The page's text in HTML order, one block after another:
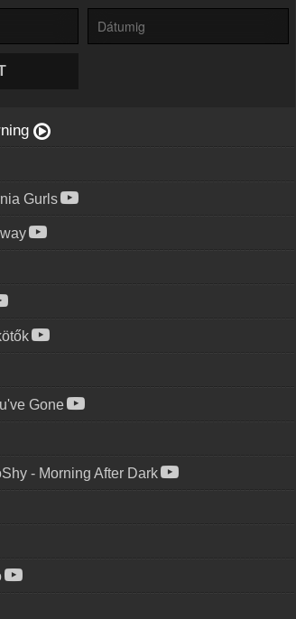
Gurls
Gone
- Morning After Dark